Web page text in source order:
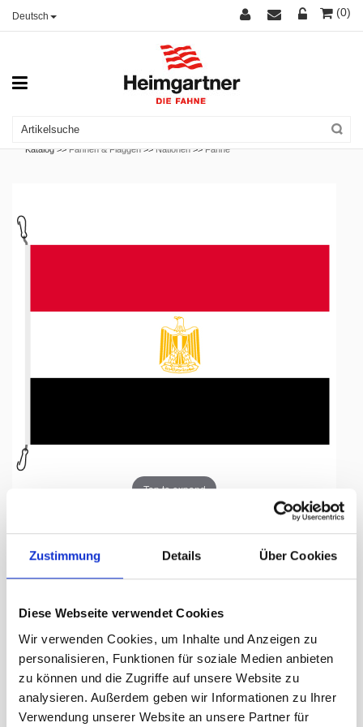
Zustimmung Details Über Cookies
Diese Webseite verwendet Cookies
Wir verwenden Cookies, um Inhalte und Anzeigen zu
personalisieren, Funktionen für soziale Medien anbieten
zu können und die Zugriffe auf unsere Website zu
analysieren. Außerdem geben wir Informationen zu Ihrer
Verwendung unserer Website an unsere Partner für
Deutsch (0)
Katalog >>Fahnen & Flaggen >>Nationen >>Fahne
Tap to expand
Ägypten, 100 x 150 cm
Lieferzeit Tage:ca. 5-7 Arbeitstage
97.50 CHF